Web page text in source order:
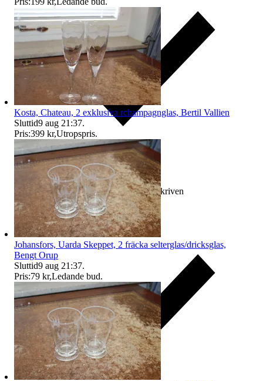
Ersättning om varan inte är som beskriven
Kosta, Chateau, 2 exklusiva rchampagnglas, Bertil Vallien
Sluttid9 aug 21:37.
Pris:399 kr,Utropspris.
Johansfors, Uarda Skeppet, 2 fräcka selterglas/dricksglas,
Bengt Orup
Sluttid9 aug 21:37.
Pris:79 kr,Ledande bud.